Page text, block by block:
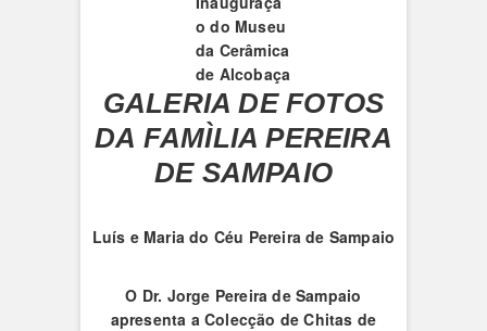
o do Museu
da Cerâmica
de Alcobaça
GALERIA DE FOTOS
DA FAMÌLIA PEREIRA
DE SAMPAIO
Luís e Maria do Céu Pereira de Sampaio
O Dr. Jorge Pereira de Sampaio
apresenta a Colecção de Chitas de